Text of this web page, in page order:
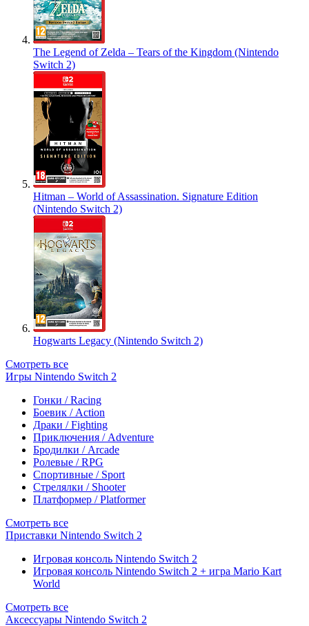
The Legend of Zelda – Tears of the Kingdom (Nintendo
Switch 2)
Hitman – World of Assassination. Signature Edition
(Nintendo Switch 2)
Hogwarts Legacy (Nintendo Switch 2)
Смотреть все
Игры Nintendo Switch 2
Гонки / Racing
Боевик / Action
Драки / Fighting
Приключения / Adventure
Бродилки / Arcade
Ролевые / RPG
Спортивные / Sport
Стрелялки / Shooter
Платформер / Platformer
Смотреть все
Приставки Nintendo Switch 2
Игровая консоль Nintendo Switch 2
Игровая консоль Nintendo Switch 2 + игра Mario Kart
World
Смотреть все
Аксессуары Nintendo Switch 2